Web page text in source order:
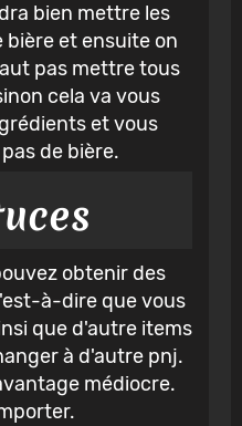
bien mettre les
et ensuite on
pas mettre tous
cela va vous
et vous
de bière.
obtenir des
à-dire que vous
que d'autre items
à d'autre pnj.
médiocre.